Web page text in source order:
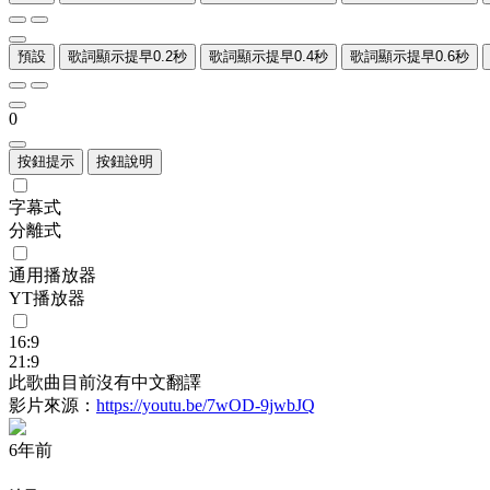
預設 歌詞顯示提早0.2秒 歌詞顯示提早0.4秒 歌詞顯示提早0.6秒
0
按鈕提示 按鈕說明
字幕式
分離式
通用播放器
YT播放器
16:9
21:9
此歌曲目前沒有中文翻譯
影片來源： https://youtu.be/7wOD-9jwbJQ
6年前